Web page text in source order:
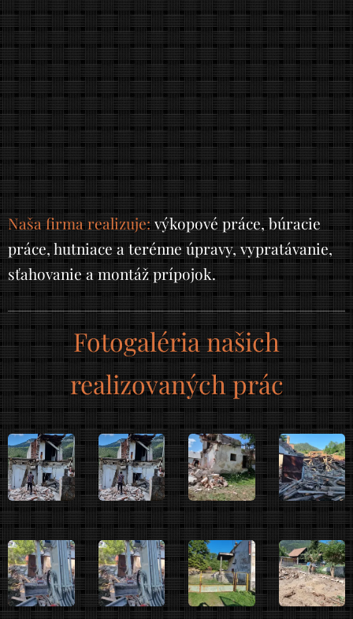
Naša firma realizuje:výkopové práce, búracie
práce, hutniace a terénne úpravy, vypratávanie,
sťahovanie a montáž prípojok.
Fotogaléria našich
realizovaných prác